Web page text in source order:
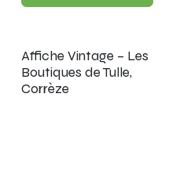
Épuisé
Affiche Vintage – Les
Boutiques de Tulle,
Corrèze